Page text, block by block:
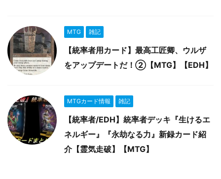
MTG 雑記
【統率者用カード】最高工匠卿、ウルザ
をアップデートだ！②【MTG】【EDH】
MTGカード情報 雑記
【統率者/EDH】統率者デッキ『生けるエ
ネルギー』『永劫なる力』新録カード紹
介【霊気走破】【MTG】